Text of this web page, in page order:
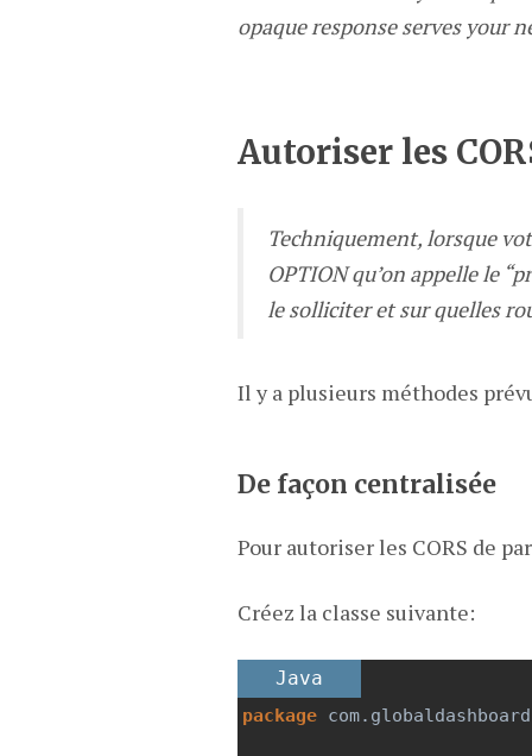
opaque response serves your
Autoriser les
Techniquement, lorsque
OPTION qu’on appelle le
le solliciter et sur quelles
Il y a plusieurs méthodes
De façon centralisée
Pour autoriser les CORS de
Créez la classe suivante:
Java
package com. globaldashboard